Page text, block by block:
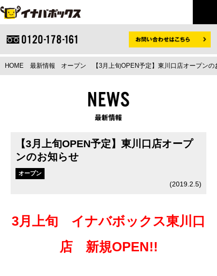
HOME 最新情報 オープン 【3月上旬OPEN予定】東川口店オープン
【3月上旬OPEN予定】東川口店オープ
ンのお知らせ
オープン
(2019.2.5)
3月上旬 イナバボックス東川口
店 新規OPEN!!